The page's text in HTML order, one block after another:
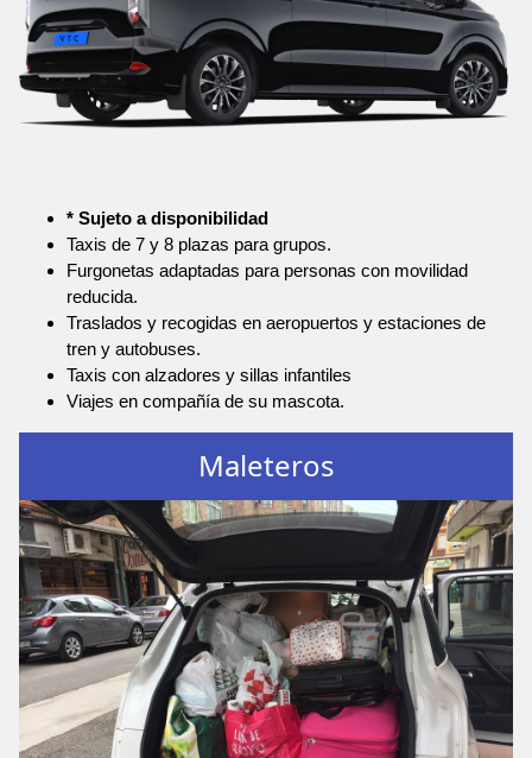
* Sujeto a disponibilidad
Taxis de 7 y 8 plazas para grupos.
Furgonetas adaptadas para personas con movilidad
reducida.
Traslados y recogidas en aeropuertos y estaciones de
tren y autobuses.
Taxis con alzadores y sillas infantiles
Viajes en compañía de su mascota.
Maleteros